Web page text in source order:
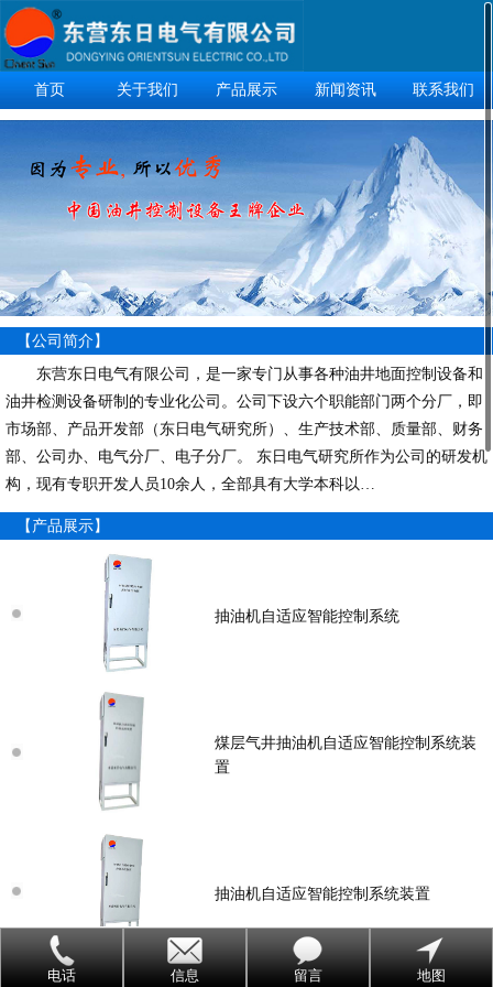
首页 关于我们 产品展示 新闻资讯 联系我们
【公司简介】
东营东日电气有限公司，是一家专门从事各种油井地面控制设备和
油井检测设备研制的专业化公司。公司下设六个职能部门两个分厂，即
市场部、产品开发部（东日电气研究所）、生产技术部、质量部、财务
部、公司办、电气分厂、电子分厂。 东日电气研究所作为公司的研发机
构，现有专职开发人员10余人，全部具有大学本科以…
【产品展示】
抽油机自适应智能控制系统
煤层气井抽油机自适应智能控制系统装
置
抽油机自适应智能控制系统装置
电话 信息 留言 地图